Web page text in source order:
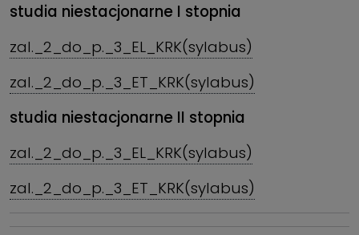
studia niestacjonarne I stopnia
zal._2_do_p._3_EL_KRK(sylabus)
zal._2_do_p._3_ET_KRK(sylabus)
studia niestacjonarne II stopnia
zal._2_do_p._3_EL_KRK(sylabus)
zal._2_do_p._3_ET_KRK(sylabus)